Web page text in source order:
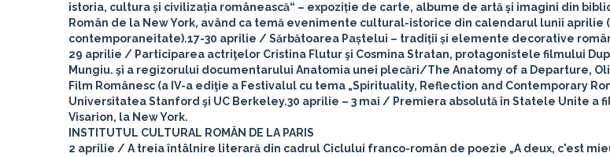
istoria, cultura și civilizația românească“ – expoziție de carte, albume de artă şi imagini din
Român de la New York, având ca temă evenimente cultural-istorice din calendarul lunii aprilie
contemporaneitate).17-30 aprilie / Sărbătoarea Paștelui – tradiții și elemente decorative
29 aprilie / Participarea actriţelor Cristina Flutur şi Cosmina Stratan, protagonistele filmului
Mungiu. şi a regizorului documentarului Anatomia unei plecări/The Anatomy of a Departure,
Film Românesc (a IV-a ediţie a Festivalul cu tema „Spirituality, Reflection and Contemporary
Universitatea Stanford şi UC Berkeley.30 aprilie – 3 mai / Premiera absolută în Statele Unite a
Visarion, la New York.
INSTITUTUL CULTURAL ROMÂN DE LA PARIS
2 aprilie / A treia întâlnire literară din cadrul Ciclului franco-român de poezie „A deux, c'est